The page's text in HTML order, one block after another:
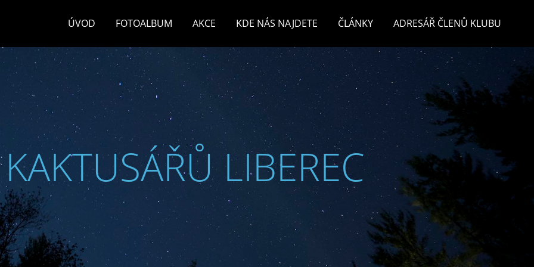
ÚVOD FOTOALBUM AKCE KDE NÁS NAJDETE ČLÁNKY ADRESÁŘ ČLENŮ KLUBU
LIBEREC